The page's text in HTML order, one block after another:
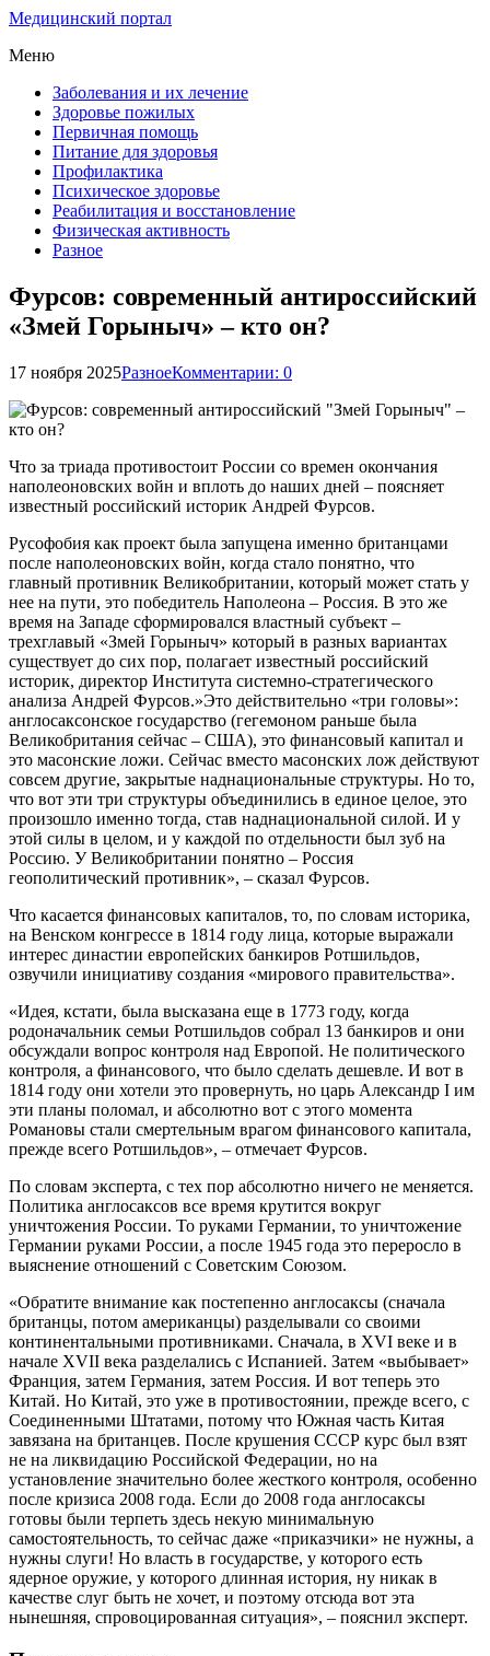
Медицинский портал
Меню
Заболевания и их лечение
Здоровье пожилых
Первичная помощь
Питание для здоровья
Профилактика
Психическое здоровье
Реабилитация и восстановление
Физическая активность
Разное
Фурсов: современный антироссийский
«Змей Горыныч» – кто он?
17 ноября 2025РазноеКомментарии: 0
Что за триада противостоит России со времен окончания
наполеоновских войн и вплоть до наших дней – поясняет
известный российский историк Андрей Фурсов.
Русофобия как проект была запущена именно британцами
после наполеоновских войн, когда стало понятно, что
главный противник Великобритании, который может стать у
нее на пути, это победитель Наполеона – Россия. В это же
время на Западе сформировался властный субъект –
трехглавый «Змей Горыныч» который в разных вариантах
существует до сих пор, полагает известный российский
историк, директор Института системно-стратегического
анализа Андрей Фурсов.»Это действительно «три головы»:
англосаксонское государство (гегемоном раньше была
Великобритания сейчас – США), это финансовый капитал и
это масонские ложи. Сейчас вместо масонских лож действуют
совсем другие, закрытые наднациональные структуры. Но то,
что вот эти три структуры объединились в единое целое, это
произошло именно тогда, став наднациональной силой. И у
этой силы в целом, и у каждой по отдельности был зуб на
Россию. У Великобритании понятно – Россия
геополитический противник», – сказал Фурсов.
Что касается финансовых капиталов, то, по словам историка,
на Венском конгрессе в 1814 году лица, которые выражали
интерес династии европейских банкиров Ротшильдов,
озвучили инициативу создания «мирового правительства».
«Идея, кстати, была высказана еще в 1773 году, когда
родоначальник семьи Ротшильдов собрал 13 банкиров и они
обсуждали вопрос контроля над Европой. Не политического
контроля, а финансового, что было сделать дешевле. И вот в
1814 году они хотели это провернуть, но царь Александр I им
эти планы поломал, и абсолютно вот с этого момента
Романовы стали смертельным врагом финансового капитала,
прежде всего Ротшильдов», – отмечает Фурсов.
По словам эксперта, с тех пор абсолютно ничего не меняется.
Политика англосаксов все время крутится вокруг
уничтожения России. То руками Германии, то уничтожение
Германии руками России, а после 1945 года это переросло в
выяснение отношений с Советским Союзом.
«Обратите внимание как постепенно англосаксы (сначала
британцы, потом американцы) разделывали со своими
континентальными противниками. Сначала, в XVI веке и в
начале XVII века разделались с Испанией. Затем «выбывает»
Франция, затем Германия, затем Россия. И вот теперь это
Китай. Но Китай, это уже в противостоянии, прежде всего, с
Соединенными Штатами, потому что Южная часть Китая
завязана на британцев. После крушения СССР курс был взят
не на ликвидацию Российской Федерации, но на
установление значительно более жесткого контроля, особенно
после кризиса 2008 года. Если до 2008 года англосаксы
готовы были терпеть здесь некую минимальную
самостоятельность, то сейчас даже «приказчики» не нужны, а
нужны слуги! Но власть в государстве, у которого есть
ядерное оружие, у которого длинная история, ну никак в
качестве слуг быть не хочет, и поэтому отсюда вот эта
нынешняя, спровоцированная ситуация», – пояснил эксперт.